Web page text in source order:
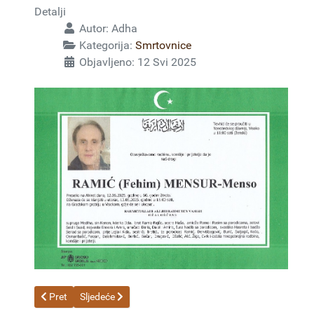
Detalji
Autor: Adha
Kategorija: Smrtovnice
Objavljeno: 12 Svi 2025
Prethodni članak: BURKO (Salko) FATIMA 15.05.2025. godine
Pret Sljedeći članak: DURAKOVIĆ (Mustafa) SADIK
Sljedeće